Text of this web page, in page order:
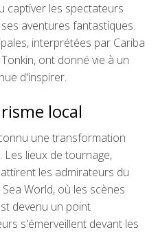
captiver les spectateurs
aventures fantastiques.
interprétées par Cariba
ont donné vie à un
d'inspirer.
local
une transformation
Les lieux de tournage,
les admirateurs du
World, où les scènes
devenu un point
s'émerveillent devant les